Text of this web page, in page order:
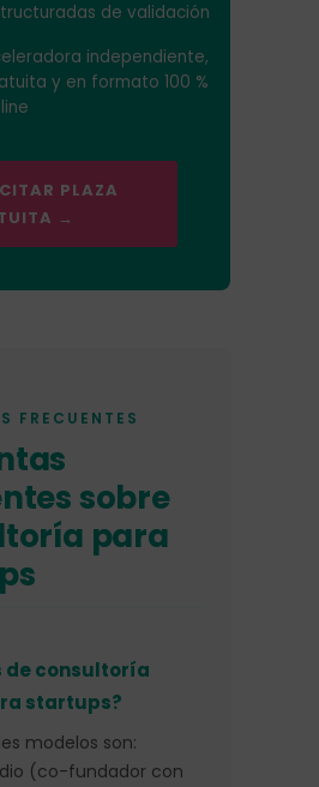
de validación
independiente,
y en formato 100 %
PLAZA
→
FRECUENTES
sobre
para
de consultoría
startups?
modelos son:
(co-fundador con